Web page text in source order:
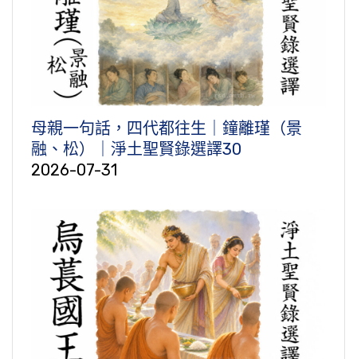
母親一句話，四代都往生｜鐘離瑾（景
融、松）｜淨土聖賢錄選譯30
2026-07-31